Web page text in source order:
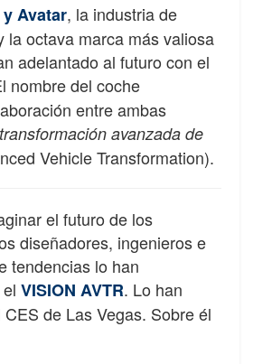
Avatar, la industria de
la octava marca más valiosa
adelantado al futuro con el
nombre del coche
entre ambas
transformación avanzada de
Vehicle Transformation).
el futuro de los
diseñadores, ingenieros e
tendencias lo han
VISION AVTR. Lo han
de Las Vegas. Sobre él